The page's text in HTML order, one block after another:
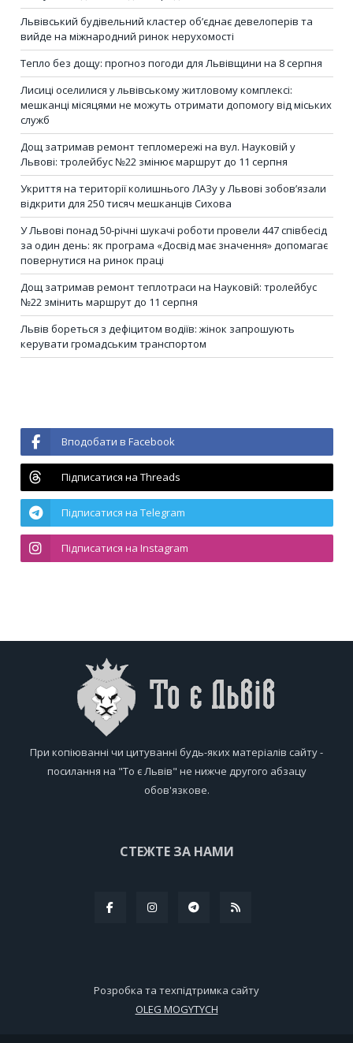
Львівський будівельний кластер об’єднає девелоперів та
вийде на міжнародний ринок нерухомості
Тепло без дощу: прогноз погоди для Львівщини на 8 серпня
Лисиці оселилися у львівському житловому комплексі:
мешканці місяцями не можуть отримати допомогу від міських
служб
Дощ затримав ремонт тепломережі на вул. Науковій у
Львові: тролейбус №22 змінює маршрут до 11 серпня
Укриття на території колишнього ЛАЗу у Львові зобов’язали
відкрити для 250 тисяч мешканців Сихова
У Львові понад 50-річні шукачі роботи провели 447 співбесід
за один день: як програма «Досвід має значення» допомагає
повернутися на ринок праці
Дощ затримав ремонт теплотраси на Науковій: тролейбус
№22 змінить маршрут до 11 серпня
Львів бореться з дефіцитом водіїв: жінок запрошують
керувати громадським транспортом
Вподобати в Facebook
Підписатися на Threads
Підписатися на Telegram
Підписатися на Instagram
При копіюванні чи цитуванні будь-яких матеріалів сайту -
посилання на "То є Львів" не нижче другого абзацу
обов'язкове.
СТЕЖТЕ ЗА НАМИ
Розробка та техпідтримка сайту
OLEG MOGYTYCH